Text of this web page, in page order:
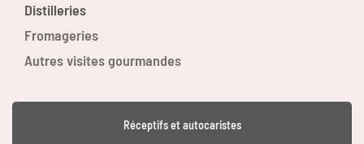
Distilleries
Fromageries
Autres visites gourmandes
Réceptifs et autocaristes